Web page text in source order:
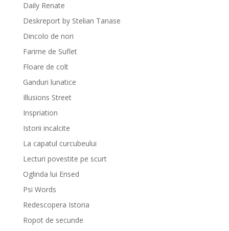
Daily Renate
Deskreport by Stelian Tanase
Dincolo de nori
Farime de Suflet
Floare de colt
Ganduri lunatice
Illusions Street
Inspriation
Istorii incalcite
La capatul curcubeului
Lecturi povestite pe scurt
Oglinda lui Erised
Psi Words
Redescopera Istoria
Ropot de secunde